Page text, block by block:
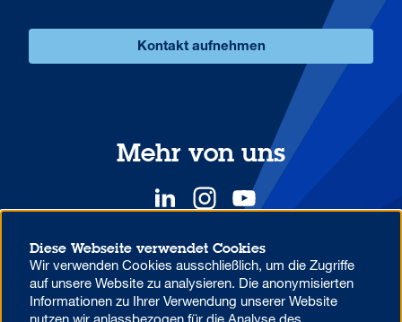
Kontakt aufnehmen
Mehr von uns
YOUR COMPETITIVE ADVANTAGE.
Diese Webseite verwendet Cookies
Wir verwenden Cookies ausschließlich, um die Zugriffe
auf unsere Website zu analysieren. Die anonymisierten
Informationen zu Ihrer Verwendung unserer Website
nutzen wir anlassbezogen für die Analyse des